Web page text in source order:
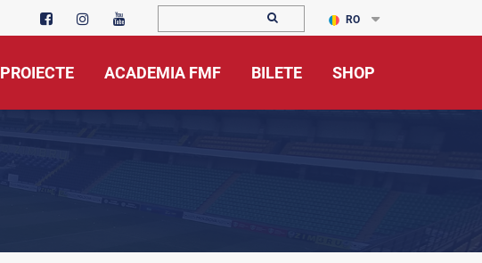
RO
PROIECTE ACADEMIA FMF BILETE SHOP